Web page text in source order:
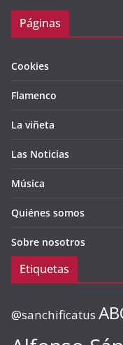
Páginas
Cookies
Flamenco
La viñeta
Las Noticias
Música
Quiénes somos
Sobre nosotros
Etiquetas
@sanchificatus